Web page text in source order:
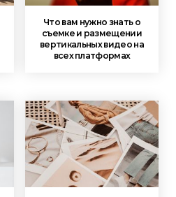
Что вам нужно знать о
съемке и размещении
вертикальных видео на
всех платформах